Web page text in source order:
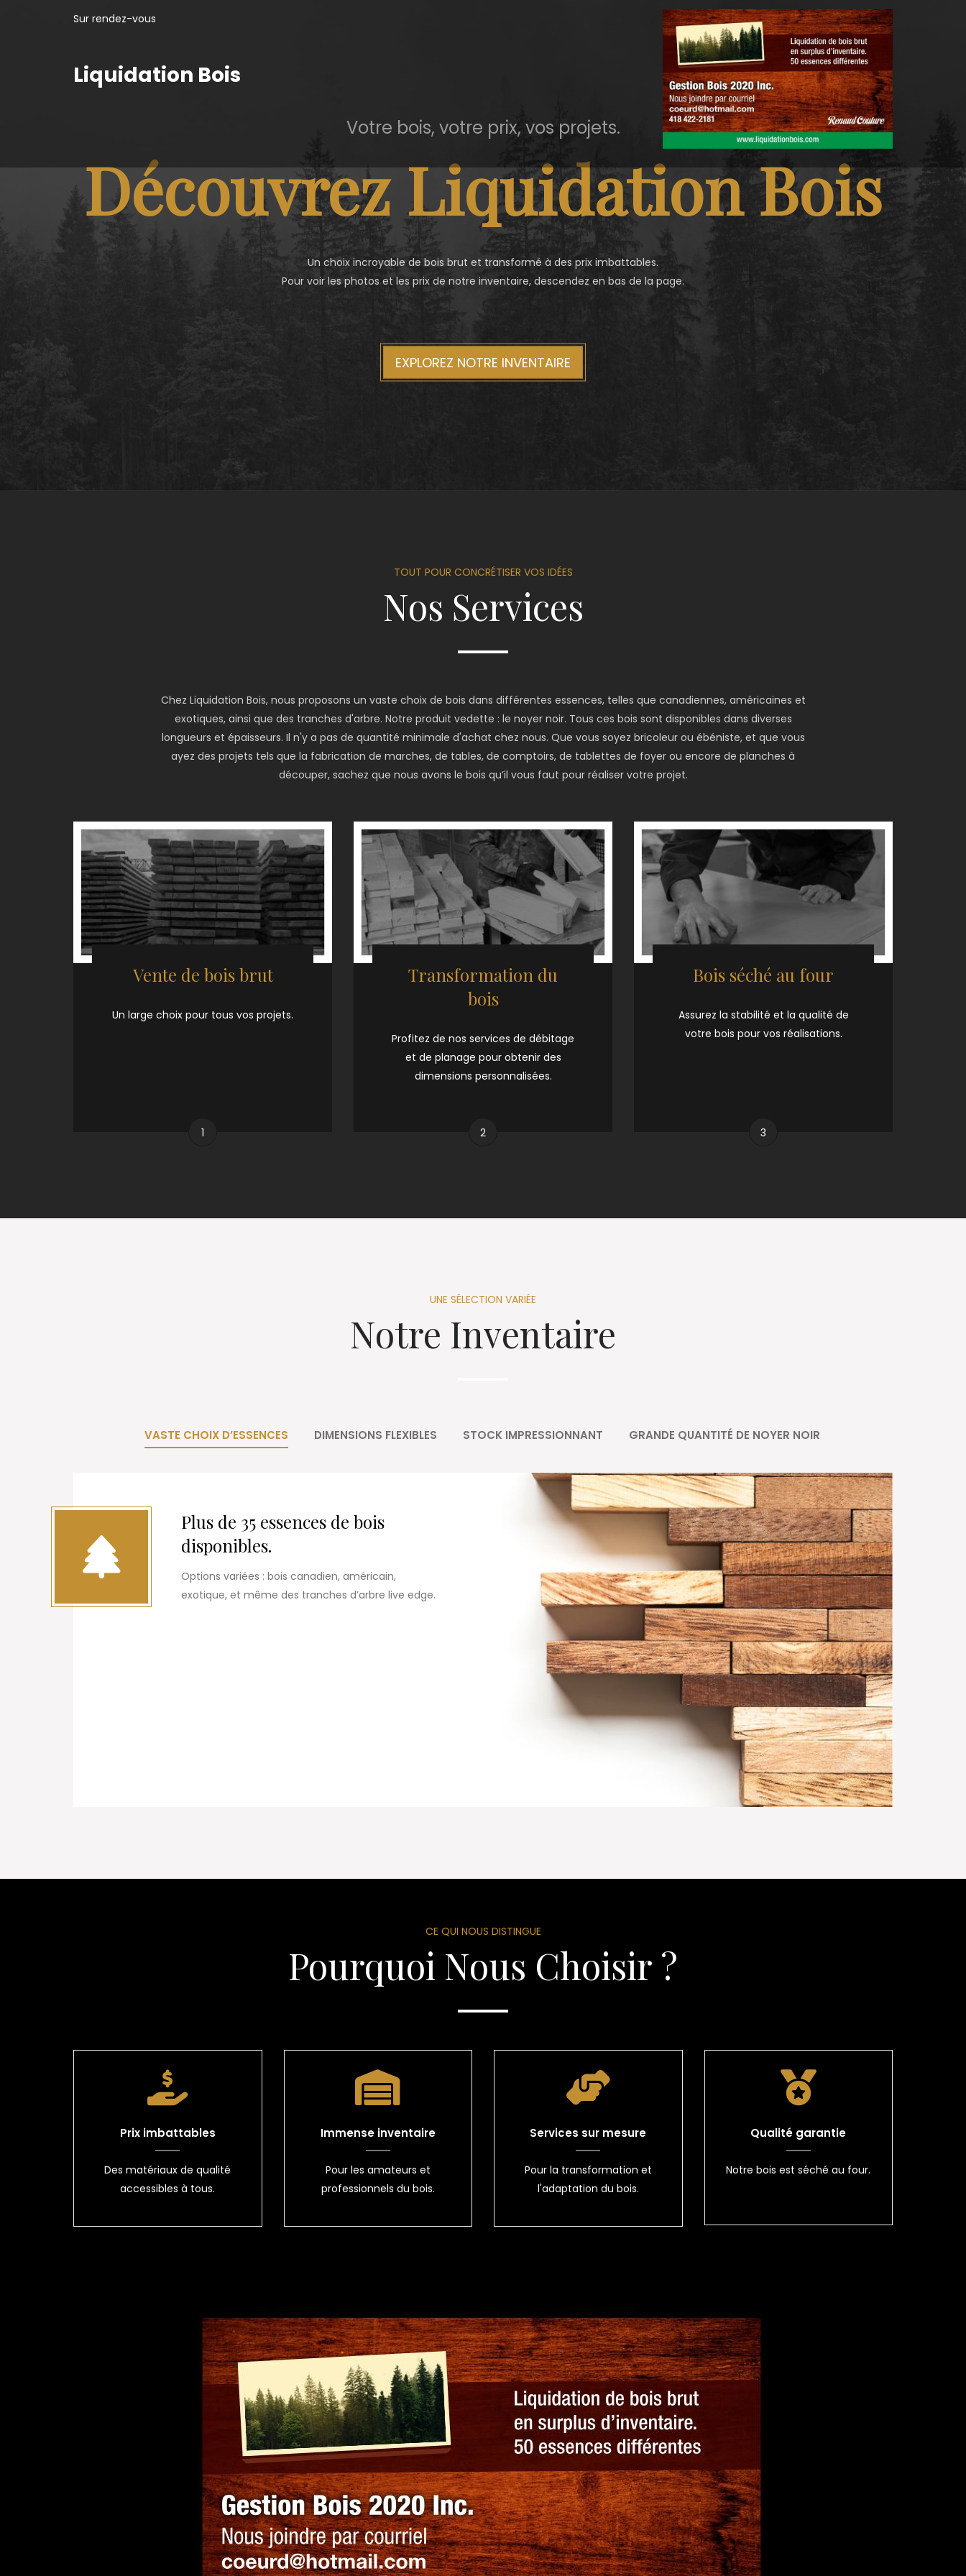
Sur rendez-vous
Liquidation Bois
Votre bois, votre prix, vos projets.
Découvrez Liquidation Bois
Un choix incroyable de bois brut et transformé à des prix imbattables.
Pour voir les photos et les prix de notre inventaire, descendez en bas de la page.
EXPLOREZ NOTRE INVENTAIRE
TOUT POUR CONCRÉTISER VOS IDÉES
Nos Services
Chez Liquidation Bois, nous proposons un vaste choix de bois dans différentes essences, telles que canadiennes, américaines et
exotiques, ainsi que des tranches d'arbre. Notre produit vedette : le noyer noir. Tous ces bois sont disponibles dans diverses
longueurs et épaisseurs. Il n'y a pas de quantité minimale d'achat chez nous. Que vous soyez bricoleur ou ébéniste, et que vous
ayez des projets tels que la fabrication de marches, de tables, de comptoirs, de tablettes de foyer ou encore de planches à
découper, sachez que nous avons le bois qu’il vous faut pour réaliser votre projet.
Vente de bois brut
Un large choix pour tous vos projets.
1
Transformation du
bois
Profitez de nos services de débitage
et de planage pour obtenir des
dimensions personnalisées.
2
Bois séché au four
Assurez la stabilité et la qualité de
votre bois pour vos réalisations.
3
UNE SÉLECTION VARIÉE
Notre Inventaire
VASTE CHOIX D’ESSENCES DIMENSIONS FLEXIBLES STOCK IMPRESSIONNANT GRANDE QUANTITÉ DE NOYER NOIR
Plus de 35 essences de bois
disponibles.
Options variées : bois canadien, américain,
exotique, et même des tranches d’arbre live edge.
CE QUI NOUS DISTINGUE
Pourquoi Nous Choisir ?
Prix imbattables
Des matériaux de qualité
accessibles à tous.
Immense inventaire
Pour les amateurs et
professionnels du bois.
Services sur mesure
Pour la transformation et
l'adaptation du bois.
Qualité garantie
Notre bois est séché au four.